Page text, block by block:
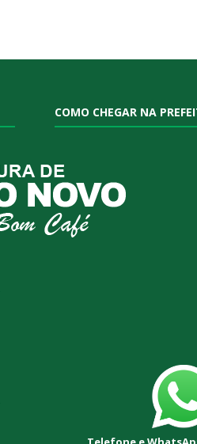
COMO CHEGAR NA